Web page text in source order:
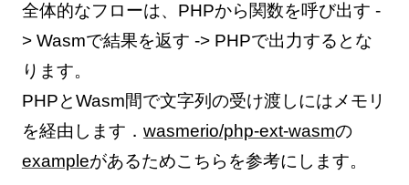
全体的なフローは、PHPから関数を呼び出す -
> Wasmで結果を返す -> PHPで出力するとな
ります。
PHPとWasm間で文字列の受け渡しにはメモリ
を経由します． wasmerio/php-ext-wasmの
exampleがあるためこちらを参考にします。